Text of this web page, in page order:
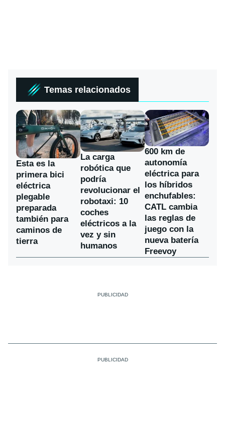
Temas relacionados
Esta es la
primera bici
eléctrica
plegable
preparada
también para
caminos de
tierra
La carga
robótica que
podría
revolucionar el
robotaxi: 10
coches
eléctricos a la
vez y sin
humanos
600 km de
autonomía
eléctrica para
los híbridos
enchufables:
CATL cambia
las reglas de
juego con la
nueva batería
Freevoy